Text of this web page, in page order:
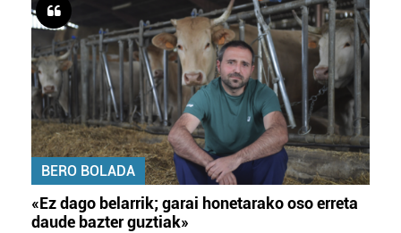
BERO BOLADA
«Ez dago belarrik; garai honetarako oso erreta
daude bazter guztiak»